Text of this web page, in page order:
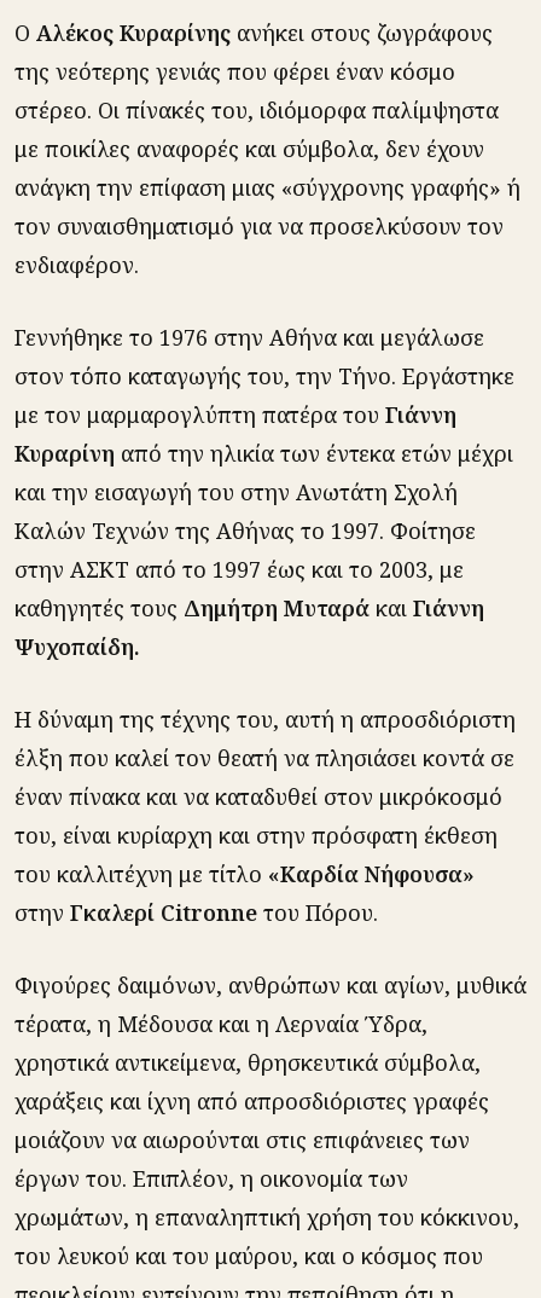
Ο Αλέκος Κυραρίνης ανήκει στους ζωγράφους
της νεότερης γενιάς που φέρει έναν κόσμο
στέρεο. Οι πίνακές του, ιδιόμορφα παλίμψηστα
με ποικίλες αναφορές και σύμβολα, δεν έχουν
ανάγκη την επίφαση μιας «σύγχρονης γραφής» ή
τον συναισθηματισμό για να προσελκύσουν τον
ενδιαφέρον.
Γεννήθηκε το 1976 στην Αθήνα και μεγάλωσε
στον τόπο καταγωγής του, την Τήνο. Εργάστηκε
με τον μαρμαρογλύπτη πατέρα του Γιάννη
Κυραρίνη από την ηλικία των έντεκα ετών μέχρι
και την εισαγωγή του στην Ανωτάτη Σχολή
Καλών Τεχνών της Αθήνας το 1997. Φοίτησε
στην ΑΣΚΤ από το 1997 έως και το 2003, με
καθηγητές τους Δημήτρη Μυταρά και Γιάννη
Ψυχοπαίδη.
Η δύναμη της τέχνης του, αυτή η απροσδιόριστη
έλξη που καλεί τον θεατή να πλησιάσει κοντά σε
έναν πίνακα και να καταδυθεί στον μικρόκοσμό
του, είναι κυρίαρχη και στην πρόσφατη έκθεση
του καλλιτέχνη με τίτλο «Καρδία Νήφουσα»
στην Γκαλερί Citronne του Πόρου.
Φιγούρες δαιμόνων, ανθρώπων και αγίων, μυθικά
τέρατα, η Μέδουσα και η Λερναία Ύδρα,
χρηστικά αντικείμενα, θρησκευτικά σύμβολα,
χαράξεις και ίχνη από απροσδιόριστες γραφές
μοιάζουν να αιωρούνται στις επιφάνειες των
έργων του. Επιπλέον, η οικονομία των
χρωμάτων, η επαναληπτική χρήση του κόκκινου,
του λευκού και του μαύρου, και ο κόσμος που